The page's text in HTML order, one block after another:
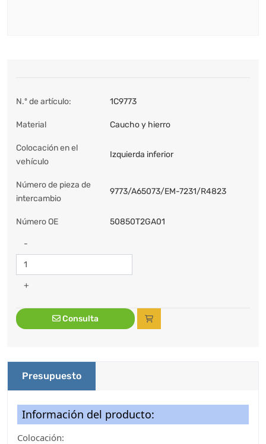
N.º de artículo: 1C9773
Material Caucho y hierro
Colocación en el
vehículo
Izquierda inferior
Número de pieza de
intercambio
9773/A65073/EM-7231/R4823
Número OE 50850T2GA01
-
+
Consulta
Presupuesto
Información del producto:
Colocación: